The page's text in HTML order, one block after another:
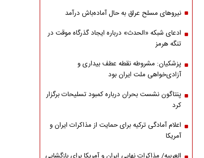
نیروهای مسلح عراق به حال آماده‌باش درآمد
ادعای شبکه «الحدث» درباره ایجاد گذرگاه موقت در
تنگه هرمز
پزشکیان: مشروطه نقطه عطف بیداری و
آزادی‌خواهی ملت ایران بود
پنتاگون نشست بحران درباره کمبود تسلیحات برگزار
کرد
اعلام آمادگی ترکیه برای حمایت از مذاکرات ایران و
آمریکا